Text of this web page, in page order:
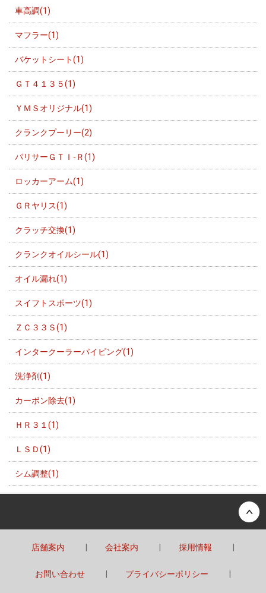
車高調(1)
マフラー(1)
バケットシート(1)
ＧＴ４１３５(1)
ＹＭＳオリジナル(1)
クランクプーリー(2)
パリサーＧＴＩ-Ｒ(1)
ロッカーアーム(1)
ＧＲヤリス(1)
クラッチ交換(1)
クランクオイルシール(1)
オイル漏れ(1)
スイフトスポーツ(1)
ＺＣ３３Ｓ(1)
インタークーラーパイピング(1)
洗浄剤(1)
カーボン除去(1)
ＨＲ３１(1)
ＬＳＤ(1)
シム調整(1)
店舗案内 会社案内 採用情報
お問い合わせ プライバシーポリシー